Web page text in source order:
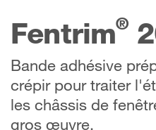
Fentrim®
Bande adhésive
crépir pour traiter
les châssis de
gros œuvre.